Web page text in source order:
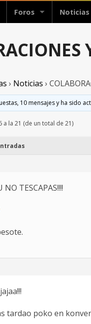
Foros Noticias
› Noticias ›
10 mensajes y ha sido
a la 21 (de un total de 21)
NO TESCAPAS!!!!
tardao poko en